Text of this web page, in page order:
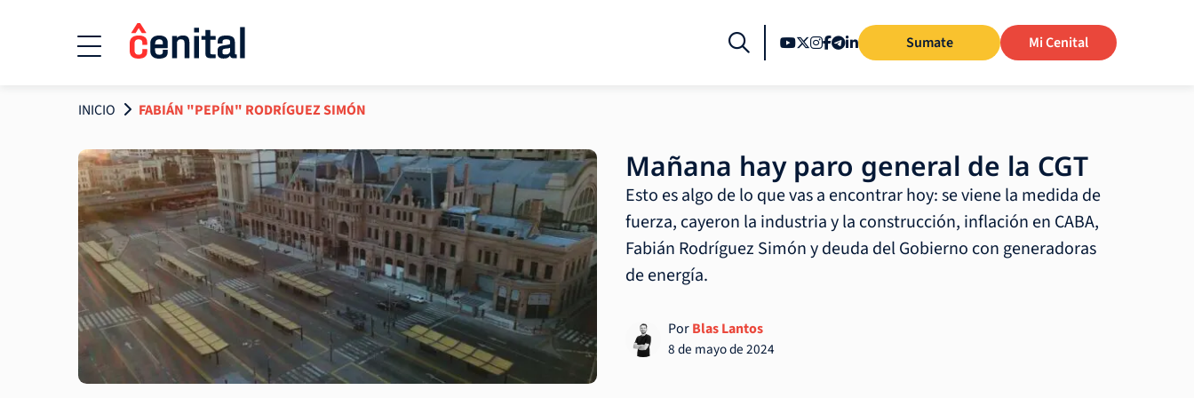
Sumate Mi Cenital
INICIO FABIÁN "PEPÍN" RODRÍGUEZ SIMÓN
Mañana hay paro general de la CGT
Esto es algo de lo que vas a encontrar hoy: se viene la medida de
fuerza, cayeron la industria y la construcción, inflación en CABA,
Fabián Rodríguez Simón y deuda del Gobierno con generadoras
de energía.
PorBlas Lantos
8 de mayo de 2024